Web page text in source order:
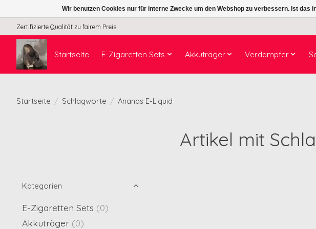
Zertifizierte Qualität zu fairem Preis
Startseite E-Zigaretten Sets Akkuträger Verdampfer
Startseite / Schlagworte / Ananas E-Liquid
Artikel mit
Kategorien
E-Zigaretten Sets (0)
Akkuträger (0)
Wir benutzen Cookies nur für interne Zwecke um den Webshop zu verbessern. Ist das